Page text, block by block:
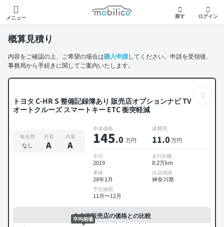
メニュー
モビリコ
探す ログイン
概算見積り
内容をご確認の上、ご希望の場合は購入申請してください。申請を受領後、
事務局から手続きに関してご案内いたします。
トヨタ C-HR S 整備記録簿あり 販売店オプションナビ TV
オートクルーズ スマートキー ETC 衝突軽減
板金歴
なし
外装
A
内装
A
本体価格
145.0 万円
諸費用
11.0万円
年式
2019
走行距離
8.2万km
車検
28年1月
出品地域
神奈川県
予定納期
11月〜12月
中古車販売店の価格との比較
平均相場